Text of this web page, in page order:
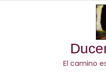
El camino